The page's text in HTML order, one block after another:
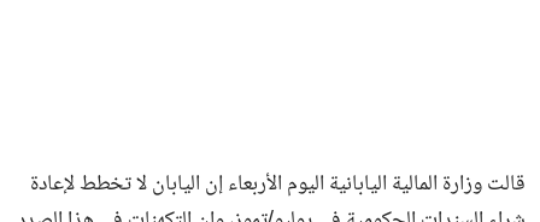
قالت وزارة المالية اليابانية اليوم الأربعاء إن اليابان لا تخطط لإعادة